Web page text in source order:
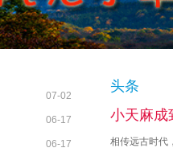
07-02
06-17
06-17
头条
小天麻成
相传远古时代